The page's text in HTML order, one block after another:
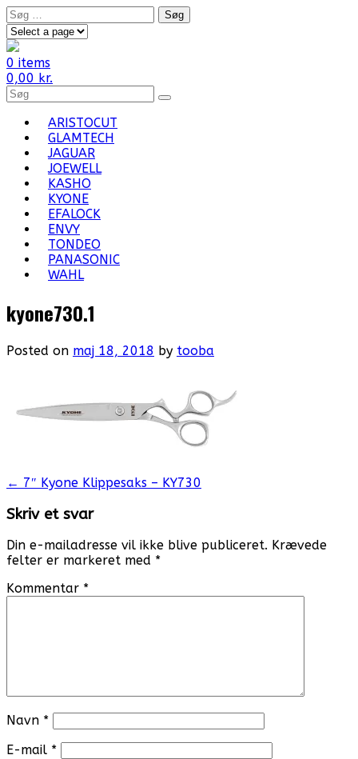
Skip
to
content
Søg
efter:
0 items
0,00 kr.
Search
for
Products:ARISTOCUT
GLAMTECH
JAGUAR
JOEWELL
KASHO
KYONE
EFALOCK
ENVY
TONDEO
PANASONIC
WAHL
kyone730.1
Posted on maj 18, 2018 by tooba
Post
navigation
← 7″ Kyone Klippesaks – KY730
Skriv et svar
Din e-mailadresse vil ikke blive publiceret. Krævede
felter er markeret med *
Kommentar *
Navn *
E-mail *